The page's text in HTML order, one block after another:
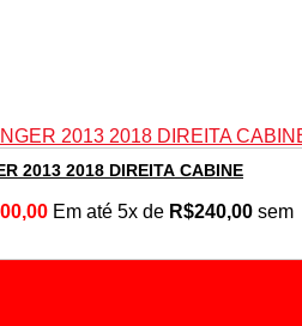
2013 2018 DIREITA CABINE
Em até 5x de R$240,00 sem